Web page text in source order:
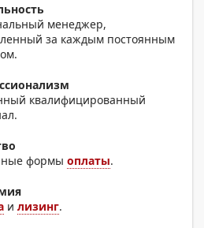
менеджер,
за каждым постоянным
квалифицированный
формыоплаты.
илизинг.